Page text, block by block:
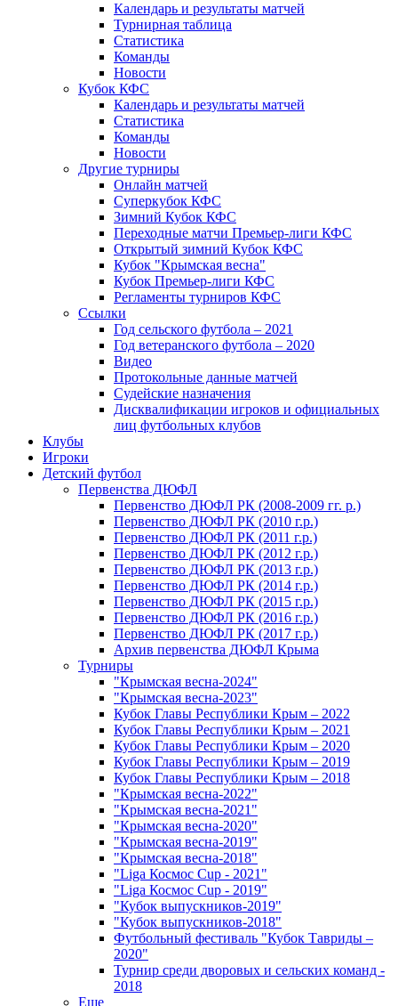
Календарь и результаты матчей
Турнирная таблица
Статистика
Команды
Новости
Кубок КФС
Календарь и результаты матчей
Статистика
Команды
Новости
Другие турниры
Онлайн матчей
Суперкубок КФС
Зимний Кубок КФС
Переходные матчи Премьер-лиги КФС
Открытый зимний Кубок КФС
Кубок "Крымская весна"
Кубок Премьер-лиги КФС
Регламенты турниров КФС
Ссылки
Год сельского футбола – 2021
Год ветеранского футбола – 2020
Видео
Протокольные данные матчей
Судейские назначения
Дисквалификации игроков и официальных
лиц футбольных клубов
Клубы
Игроки
Детский футбол
Первенства ДЮФЛ
Первенство ДЮФЛ РК (2008-2009 гг. р.)
Первенство ДЮФЛ РК (2010 г.р.)
Первенство ДЮФЛ РК (2011 г.р.)
Первенство ДЮФЛ РК (2012 г.р.)
Первенство ДЮФЛ РК (2013 г.р.)
Первенство ДЮФЛ РК (2014 г.р.)
Первенство ДЮФЛ РК (2015 г.р.)
Первенство ДЮФЛ РК (2016 г.р.)
Первенство ДЮФЛ РК (2017 г.р.)
Архив первенства ДЮФЛ Крыма
Турниры
"Крымская весна-2024"
"Крымская весна-2023"
Кубок Главы Республики Крым – 2022
Кубок Главы Республики Крым – 2021
Кубок Главы Республики Крым – 2020
Кубок Главы Республики Крым – 2019
Кубок Главы Республики Крым – 2018
"Крымская весна-2022"
"Крымская весна-2021"
"Крымская весна-2020"
"Крымская весна-2019"
"Крымская весна-2018"
"Liga Космос Cup - 2021"
"Liga Космос Cup - 2019"
"Кубок выпускников-2019"
"Кубок выпускников-2018"
Футбольный фестиваль "Кубок Тавриды –
2020"
Турнир среди дворовых и сельских команд -
2018
Еще